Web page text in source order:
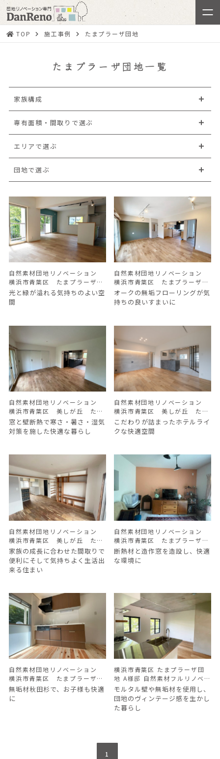
TOP 施工事例 たまプラーザ団地
たまプラーザ団地一覧
家族構成
専有面積・間取りで選ぶ
エリアで選ぶ
団地で選ぶ
自然素材団地リノベーション
横浜市青葉区 たまプラーザ団
地 Ｍ様邸
光と緑が溢れる気持ちのよい空
間
自然素材団地リノベーション
横浜市青葉区 たまプラーザ団
地 O様邸
オークの無垢フローリングが気
持ちの良いすまいに
自然素材団地リノベーション
横浜市青葉区 美しが丘 たま
プラーザ団地 N様邸
窓と壁断熱で寒さ・暑さ・湿気
対策を施した快適な暮らし
自然素材団地リノベーション
横浜市青葉区 美しが丘 たま
プラーザ団地 S様邸
こだわりが詰まったホテルライ
クな快適空間
自然素材団地リノベーション
横浜市青葉区 美しが丘 たま
プラーザ団地 Ｏ様邸
家族の成長に合わせた間取りで
便利にそして気持ちよく生活出
来る住まい
自然素材団地リノベーション
横浜市青葉区 たまプラーザ団
地 Ｔ邸 断熱リノベーション
断熱材と造作窓を造設し、快適
な環境に
自然素材団地リノベーション
横浜市青葉区 たまプラーザ団
地 Ｓ邸
無垢材秋田杉で、お子様も快適
に
横浜市青葉区 たまプラーザ団
地 A様邸 自然素材フルリノベー
ション
モルタル壁や無垢材を使用し、
団地のヴィンテージ感を生かし
た暮らし
1